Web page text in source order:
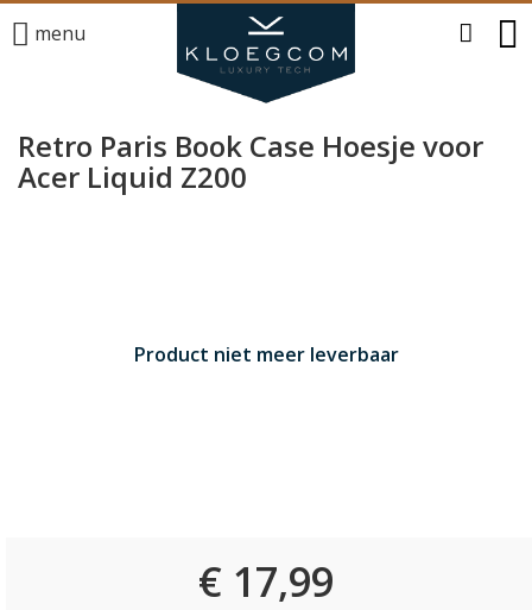
menu
Retro Paris Book Case Hoesje voor
Acer Liquid Z200
Product niet meer leverbaar
€ 17,99